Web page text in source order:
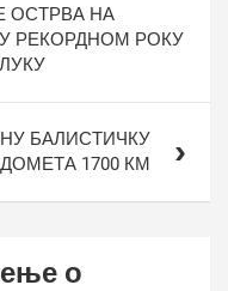
ОСТРВА НА
РЕКОРДНОМ РОКУ
БАЛИСТИЧКУ
1700 КМ
о